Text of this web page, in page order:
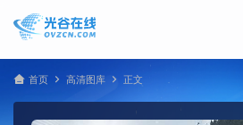
首页 高清图库 正文